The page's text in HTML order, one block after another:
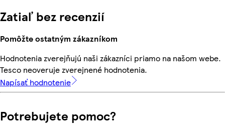
Zatiaľ bez recenzií
Pomôžte ostatným zákazníkom
Hodnotenia zverejňujú naši zákazníci priamo na našom webe.
Tesco neoveruje zverejnené hodnotenia.
Napísať hodnotenie
Potrebujete pomoc?